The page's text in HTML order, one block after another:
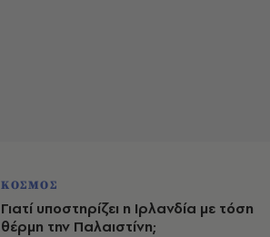
ΚΟΣΜΟΣ
Γιατί υποστηρίζει η Ιρλανδία με τόση
θέρμη την Παλαιστίνη;